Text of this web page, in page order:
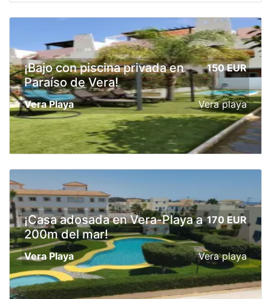
¡Bajo con piscina privada en
Paraíso de Vera!
150 EUR
Vera Playa Vera playa
¡Casa adosada en Vera-Playa a
200m del mar!
170 EUR
Vera Playa Vera playa